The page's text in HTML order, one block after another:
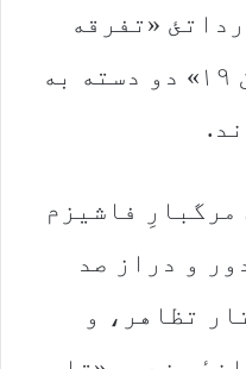
«تفرقه
انداز و حکومت کنِ قرن ۱۹» دو دسته به
مرگبارِ فاشیزم
و دراز صد
تظاهر، و